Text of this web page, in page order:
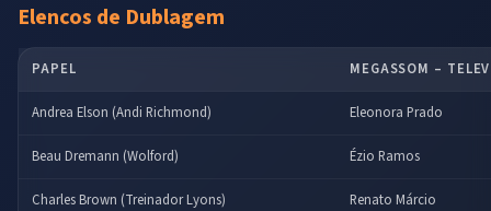
Elencos de Dublagem
PAPEL MEGASSOM –
Andrea Elson (Andi Richmond) Eleonora Prado
Beau Dremann (Wolford) Ézio Ramos
Charles Brown (Treinador Lyons) Renato Márcio